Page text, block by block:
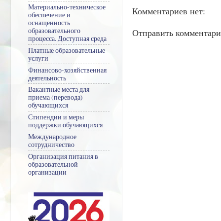
Комментариев нет:
Отправить
Материально-техническое
обеспечение и
оснащенность
образовательного
процесса. Доступная среда
Платные образовательные
услуги
Финансово-хозяйственная
деятельность
Вакантные места для
приема (перевода)
обучающихся
Стипендии и меры
поддержки обучающихся
Международное
сотрудничество
Организация питания в
образовательной
организации